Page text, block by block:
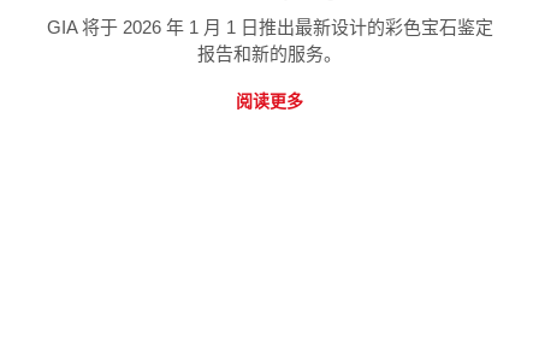
GIA 将于 2026 年 1 月 1 日推出最新设计的彩色宝石鉴定
报告和新的服务。
阅读更多